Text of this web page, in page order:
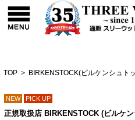
TOP > BIRKENSTOCK(ビルケンシュト
NEW PICK UP
正規取扱店 BIRKENSTOCK (ビルケ